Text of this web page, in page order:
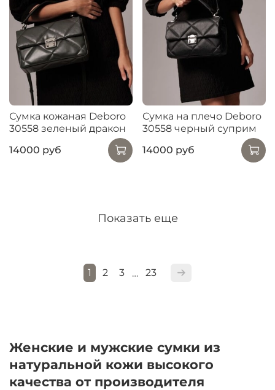
Сумка кожаная Deboro
30558 зеленый дракон
14000 руб
Сумка на плечо Deboro
30558 черный суприм
14000 руб
Показать еще
1 2 3 … 23
Женские и мужские сумки из
натуральной кожи высокого
качества от производителя